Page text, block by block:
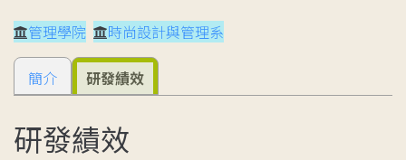
管理學院 時尚設計與管理系
簡介 研發績效
研發績效